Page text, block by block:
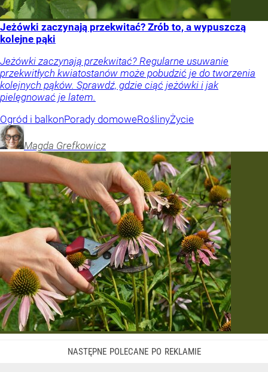
Jeżówki zaczynają przekwitać? Zrób to, a wypuszczą
kolejne pąki
Jeżówki zaczynają przekwitać? Regularne usuwanie
przekwitłych kwiatostanów może pobudzić je do tworzenia
kolejnych pąków. Sprawdź, gdzie ciąć jeżówki i jak
pielęgnować je latem.
Ogród i balkonPorady domoweRoślinyŻycie
Magda Grefkowicz